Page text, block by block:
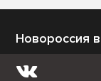
Новороссия